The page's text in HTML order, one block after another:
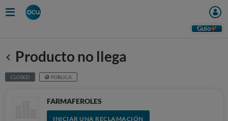
Guio
Anterior
Producto no llega
CLOSED PÚBLICA
FARMAFEROLES
INICIAR UNA RECLAMACIÓN